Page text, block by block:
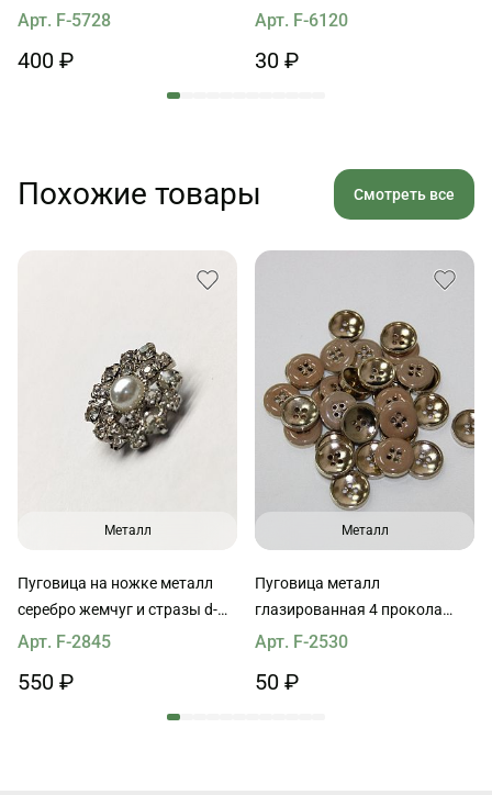
17мм буква "М" из страз на
Арт. F-5728
400 ₽
Арт. F-6120
30 ₽
Похожие товары Смотреть все
Металл
Пуговица на ножке металл
серебро жемчуг и стразы d-
18mm
Арт. F-2845
550 ₽
Металл
Пуговица металл
глазированная 4 прокола
бежевая d-18mm
Арт. F-2530
50 ₽